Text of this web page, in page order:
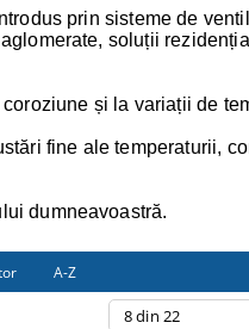
prin sisteme de
soluții
și la variații de
fine ale temperaturii,
dumneavoastră.
A-Z